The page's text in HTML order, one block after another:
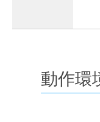
動作環